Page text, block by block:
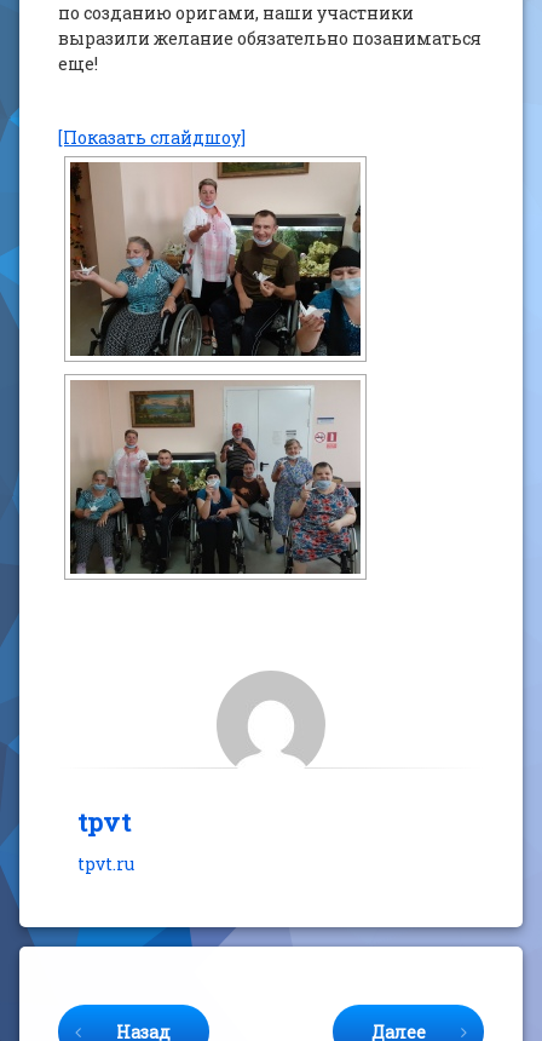
по созданию оригами, наши участники
выразили желание обязательно позаниматься
еще!
[Показать слайдшоу]
tpvt
tpvt.ru
Назад Далее